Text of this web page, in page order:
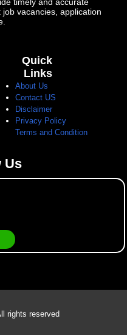
timely and accurate
vacancies, application
Quick
Links
About Us
Contact US
Disclaimer
Privacy Policy
Terms and Condition
Us
rights reserved